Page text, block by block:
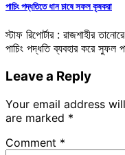
পাচিং পদ্ধতিতে ধান চাষে সফল কৃষকরা
স্টাফ রিপোর্টার : রাজশাহীর
পাচিং পদ্ধতি ব্যবহার করে সুফল
Leave a Reply
Your email address
are marked *
Comment *